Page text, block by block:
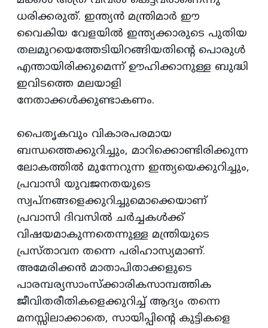
ധരിക്കരുത്‌. ഇന്ത്യന്‍ മന്ത്രിമാര്‍ ഈ
വൈകിയ വേളയില്‍ ഇന്ത്യക്കാരുടെ പുതിയ
തലമുറയെത്തേടിയിറങ്ങിയതിന്റെ പൊരുള്‍
എന്തായിരിക്കുമെന്ന്‌ ഊഹിക്കാനുള്ള ബുദ്ധി
ഇവിടത്തെ മലയാളി
നേതാക്കള്‍ക്കുണ്ടാകണം.
പൈതൃകവും വികാരപരമായ
ബന്ധത്തെക്കുറിച്ചും, മാറിക്കൊണ്ടിരിക്കുന്ന
ലോകത്തില്‍ മുന്നേറുന്ന ഇന്ത്യയെക്കുറിച്ചും,
പ്രവാസി യുവജനതയുടെ
സ്വപ്‌നങ്ങളെക്കുറിച്ചുമൊക്കെയാണ്‌
പ്രവാസി ദിവസില്‍ ചര്‍ച്ചകള്‍ക്ക്‌
വിഷയമാകുന്നതെന്നുള്ള മന്ത്രിയുടെ
പ്രസ്‌താവന തന്നെ പരിഹാസ്യമാണ്‌.
അമേരിക്കന്‍ മാതാപിതാക്കളുടെ
പാരമ്പര്യസാംസ്‌ക്കാരികസാമ്പത്തിക
ജീവിതരീതികളെക്കുറിച്ച്‌ ആദ്യം തന്നെ
മനസ്സിലാക്കാതെ, സായിപ്പിന്റെ കുട്ടികളെ